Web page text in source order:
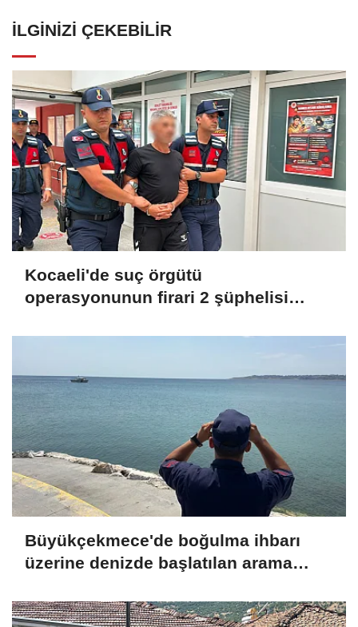
İLGINIZI ÇEKEBILIR
Kocaeli'de suç örgütü
operasyonunun firari 2 şüphelisi
Büyükçekmece'de boğulma ihbarı
üzerine denizde başlatılan arama